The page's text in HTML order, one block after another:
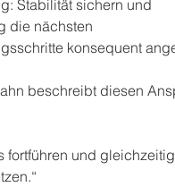
Stabilität sichern und
die nächsten
konsequent
beschreibt diesen
fortführen und